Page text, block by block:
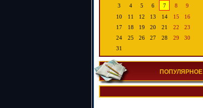
3
4 5 6 7 8
9
10
11 12 13 14 15
16
17
18 19 20 21 22
23
24
25 26 27 28 29
30
31
ПОПУЛЯРНОЕ